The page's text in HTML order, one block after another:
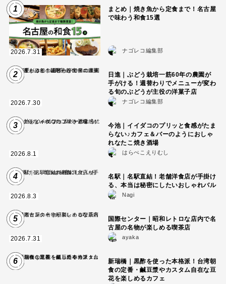
1
2026.7.31
まとめ｜焼き魚から定食まで！名古屋
で味わう和食15選
ナゴレコ編集部
2
2026.7.30
日進｜ぶどう栽培一筋60年の農園が
手がける！週替わりでメニューが変わ
る旬のぶどうが主役の洋菓子店
ナゴレコ編集部
3
2026.8.1
今池｜イイダコのプリッと食感がたま
らない♪カフェ＆バーのようにおしゃ
れなたこ焼き酒場
はらぺこえりむし
4
2026.8.3
名駅｜名駅直結！老舗洋食店が手掛け
る、本当は秘密にしたいおしゃれバル
Nagi
5
2026.7.31
国際センター｜昭和レトロな店内で名
古屋の名物が楽しめる喫茶店
ayaka
6
新瑞橋｜黒酢を使った本格派！台湾朝
食の定番・鹹豆漿やカスタム自在な豆
花を楽しめるカフェ